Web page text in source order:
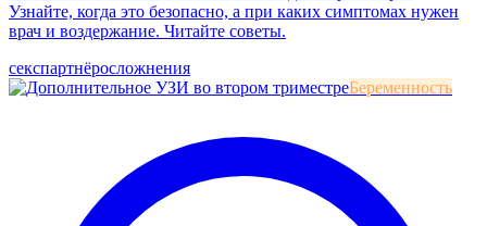
Узнайте, когда это безопасно, а при каких симптомах нужен
врач и воздержание. Читайте советы.
секспартнёросложнения
Беременность